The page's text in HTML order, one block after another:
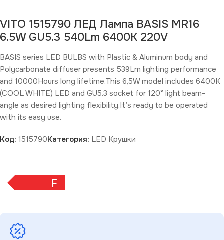
VITO 1515790 ЛЕД Лампа BASIS MR16
6.5W GU5.3 540Lm 6400K 220V
BASIS series LED BULBS with Plastic & Aluminum body and
Polycarbonate diffuser presents 539Lm lighting performance
and 10000Hours long lifetime.This 6,5W model includes 6400K
(COOL WHITE) LED and GU5.3 socket for 120° light beam-
angle as desired lighting flexibility.It’s ready to be operated
with its easy use.
Код: 1515790Категория: LED Крушки
F